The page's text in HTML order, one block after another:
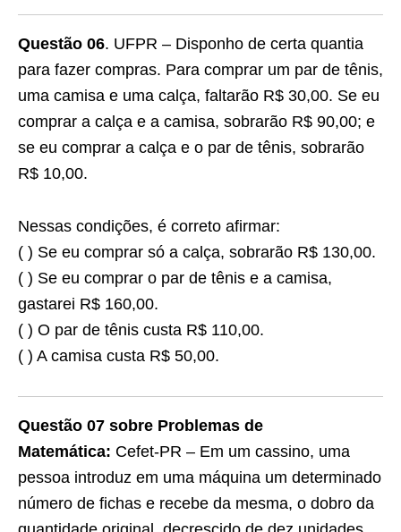
Questão 06. UFPR – Disponho de certa quantia
para fazer compras. Para comprar um par de tênis,
uma camisa e uma calça, faltarão R$ 30,00. Se eu
comprar a calça e a camisa, sobrarão R$ 90,00; e
se eu comprar a calça e o par de tênis, sobrarão
R$ 10,00.
Nessas condições, é correto afirmar:
( ) Se eu comprar só a calça, sobrarão R$ 130,00.
( ) Se eu comprar o par de tênis e a camisa,
gastarei R$ 160,00.
( ) O par de tênis custa R$ 110,00.
( ) A camisa custa R$ 50,00.
Questão 07 sobre Problemas de
Matemática: Cefet-PR – Em um cassino, uma
pessoa introduz em uma máquina um determinado
número de fichas e recebe da mesma, o dobro da